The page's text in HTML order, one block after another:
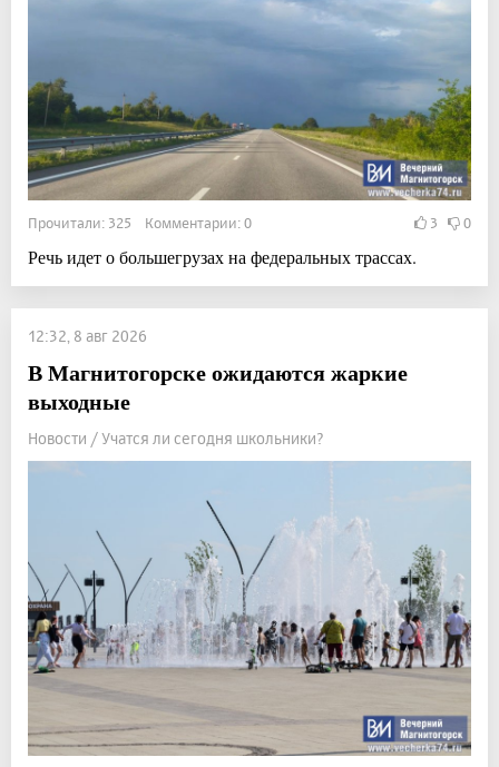
Прочитали: 325 Комментарии: 0 3 0
Речь идет о большегрузах на федеральных трассах.
12:32, 8 авг 2026
В Магнитогорске ожидаются жаркие
выходные
Новости / Учатся ли сегодня школьники?